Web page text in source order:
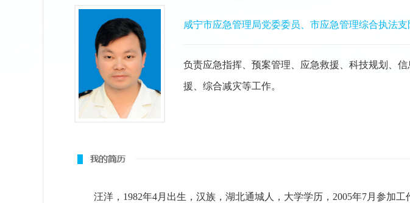
咸宁市应急管理局党委委员、市应急管理综合执法
负责应急指挥、预案管理、应急救援、科技规划、
援、综合减灾等工作。
汪洋， 1982年4月出生，汉族，湖北通城人，大学学历，2005年7月参加